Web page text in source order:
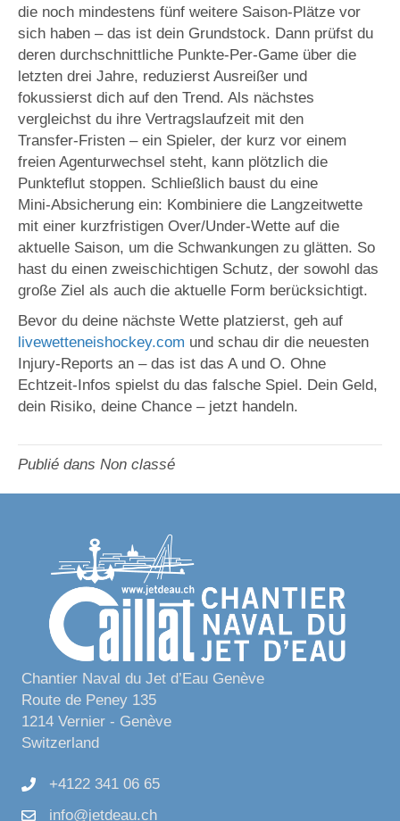
die noch mindestens fünf weitere Saison‑Plätze vor
sich haben – das ist dein Grundstock. Dann prüfst du
deren durchschnittliche Punkte‑Per‑Game über die
letzten drei Jahre, reduzierst Ausreißer und
fokussierst dich auf den Trend. Als nächstes
vergleichst du ihre Vertragslaufzeit mit den
Transfer‑Fristen – ein Spieler, der kurz vor einem
freien Agenturwechsel steht, kann plötzlich die
Punkteflut stoppen. Schließlich baust du eine
Mini‑Absicherung ein: Kombiniere die Langzeitwette
mit einer kurzfristigen Over/Under‑Wette auf die
aktuelle Saison, um die Schwankungen zu glätten. So
hast du einen zweischichtigen Schutz, der sowohl das
große Ziel als auch die aktuelle Form berücksichtigt.
Bevor du deine nächste Wette platzierst, geh auf
livewetteneishockey.com und schau dir die neuesten
Injury‑Reports an – das ist das A und O. Ohne
Echtzeit‑Infos spielst du das falsche Spiel. Dein Geld,
dein Risiko, deine Chance – jetzt handeln.
Publié dans Non classé
Chantier Naval du Jet d’Eau Genève
Route de Peney 135
1214 Vernier - Genève
Switzerland
+4122 341 06 65
info@jetdeau.ch